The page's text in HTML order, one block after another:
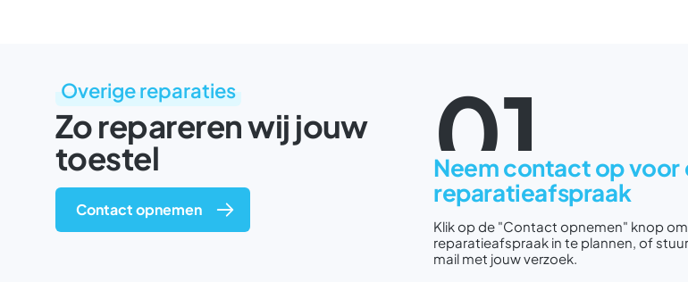
Overige reparaties
Zo repareren wij jouw
toestel
Contact opnemen
01
Neem contact op voor
reparatieafspraak
Klik op de "Contact opnemen" knop
reparatieafspraak in te plannen, of
mail met jouw verzoek.